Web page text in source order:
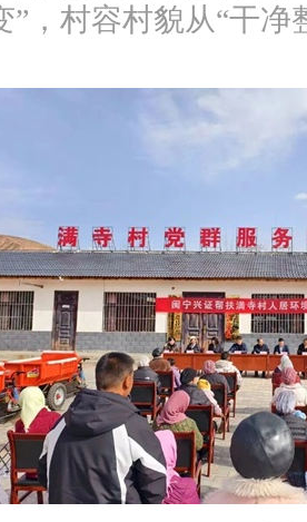
”，村容村貌从“干